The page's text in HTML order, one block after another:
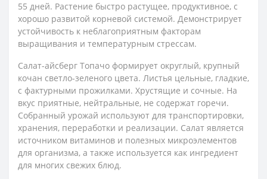
55 дней. Растение быстро растущее, продуктивное, с
хорошо развитой корневой системой. Демонстрирует
устойчивость к неблагоприятным факторам
выращивания и температурным стрессам.
Салат-айсберг Топачо формирует округлый, крупный
кочан светло-зеленого цвета. Листья цельные, гладкие,
с фактурными прожилками. Хрустящие и сочные. На
вкус приятные, нейтральные, не содержат горечи.
Собранный урожай используют для транспортировки,
хранения, переработки и реализации. Салат является
источником витаминов и полезных микроэлементов
для организма, а также используется как ингредиент
для многих свежих блюд.